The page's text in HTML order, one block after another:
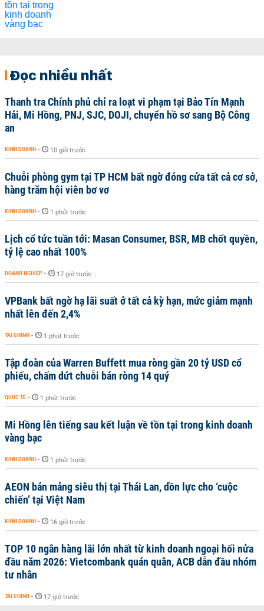
Đọc nhiều nhất
Thanh tra Chính phủ chỉ ra loạt vi phạm tại Bảo Tín Mạnh
Hải, Mi Hồng, PNJ, SJC, DOJI, chuyển hồ sơ sang Bộ Công
an
KINH DOANH - 10 giờ trước
Chuỗi phòng gym tại TP HCM bất ngờ đóng cửa tất cả cơ sở,
hàng trăm hội viên bơ vơ
KINH DOANH - 1 phút trước
Lịch cổ tức tuần tới: Masan Consumer, BSR, MB chốt quyền,
tỷ lệ cao nhất 100%
DOANH NGHIỆP - 17 giờ trước
VPBank bất ngờ hạ lãi suất ở tất cả kỳ hạn, mức giảm mạnh
nhất lên đến 2,4%
TÀI CHÍNH - 1 phút trước
Tập đoàn của Warren Buffett mua ròng gần 20 tỷ USD cổ
phiếu, chấm dứt chuỗi bán ròng 14 quý
QUỐC TẾ - 1 phút trước
Mi Hồng lên tiếng sau kết luận về tồn tại trong kinh doanh
vàng bạc
KINH DOANH - 1 phút trước
AEON bán mảng siêu thị tại Thái Lan, dồn lực cho ‘cuộc
chiến’ tại Việt Nam
KINH DOANH - 16 giờ trước
TOP 10 ngân hàng lãi lớn nhất từ kinh doanh ngoại hối nửa
đầu năm 2026: Vietcombank quán quân, ACB dẫn đầu nhóm
tư nhân
TÀI CHÍNH - 17 giờ trước